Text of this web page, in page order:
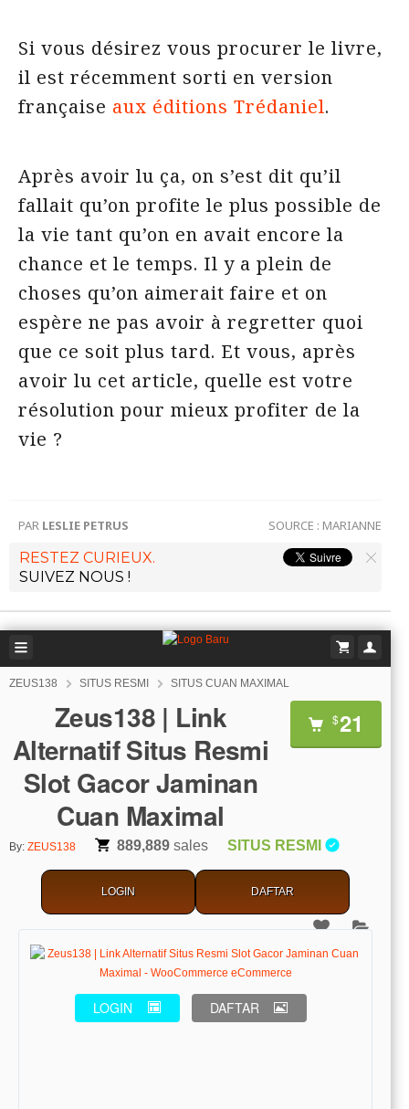
Si vous désirez vous procurer le livre,
il est récemment sorti en version
française aux éditions Trédaniel.
Après avoir lu ça, on s’est dit qu’il
fallait qu’on profite le plus possible de
la vie tant qu’on en avait encore la
chance et le temps. Il y a plein de
choses qu’on aimerait faire et on
espère ne pas avoir à regretter quoi
que ce soit plus tard. Et vous, après
avoir lu cet article, quelle est votre
résolution pour mieux profiter de la
vie ?
SOURCE : MARIANNE
PAR LESLIE PETRUS
RESTEZ CURIEUX.
SUIVEZ NOUS !
ZEUS138 SITUS RESMI SITUS CUAN MAXIMAL
Zeus138 | Link
Alternatif Situs Resmi
Slot Gacor Jaminan
Cuan Maximal
$21
By: ZEUS138 889,889 sales SITUS RESMI
LOGIN DAFTAR
LOGIN DAFTAR